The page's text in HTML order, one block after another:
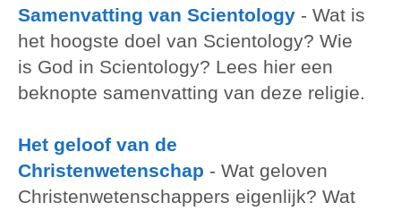
Samenvatting van Scientology - Wat is
het hoogste doel van Scientology? Wie
is God in Scientology? Lees hier een
beknopte samenvatting van deze religie.
Het geloof van de
Christenwetenschap - Wat geloven
Christenwetenschappers eigenlijk? Wat